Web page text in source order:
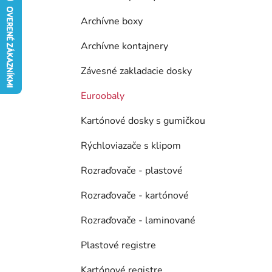
Archívne boxy
Archívne kontajnery
Závesné zakladacie dosky
Euroobaly
Kartónové dosky s gumičkou
Rýchloviazače s klipom
Rozraďovače - plastové
Rozraďovače - kartónové
Rozraďovače - laminované
Plastové registre